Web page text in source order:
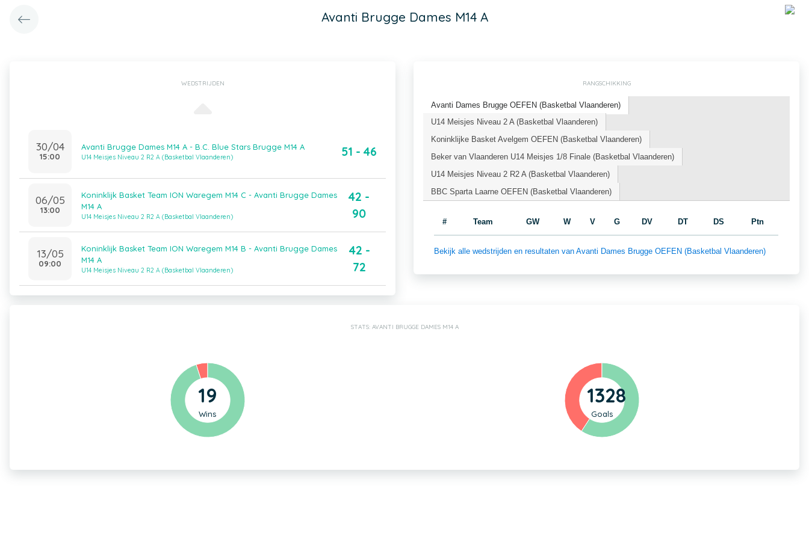
Avanti Brugge Dames M14 A
WEDSTRIJDEN
30/04
15:00
Avanti Brugge Dames M14 A - B.C. Blue Stars Brugge M14 A
U14 Meisjes Niveau 2 R2 A (Basketbal Vlaanderen) 51 - 46
06/05
13:00
Koninklijk Basket Team ION Waregem M14 C - Avanti Brugge Dames
M14 A
U14 Meisjes Niveau 2 R2 A (Basketbal Vlaanderen)
42 -
90
13/05
09:00
Koninklijk Basket Team ION Waregem M14 B - Avanti Brugge Dames
M14 A
U14 Meisjes Niveau 2 R2 A (Basketbal Vlaanderen)
42 -
72
RANGSCHIKKING
Avanti Dames Brugge OEFEN (Basketbal Vlaanderen)
U14 Meisjes Niveau 2 A (Basketbal Vlaanderen)
Koninklijke Basket Avelgem OEFEN (Basketbal Vlaanderen)
Beker van Vlaanderen U14 Meisjes 1/8 Finale (Basketbal Vlaanderen)
U14 Meisjes Niveau 2 R2 A (Basketbal Vlaanderen)
BBC Sparta Laarne OEFEN (Basketbal Vlaanderen)
# Team GW W V G DV DT DS Ptn
Bekijk alle wedstrijden en resultaten van Avanti Dames Brugge OEFEN (Basketbal Vlaanderen)
STATS: AVANTI BRUGGE DAMES M14 A
19
Wins
1328
Goals